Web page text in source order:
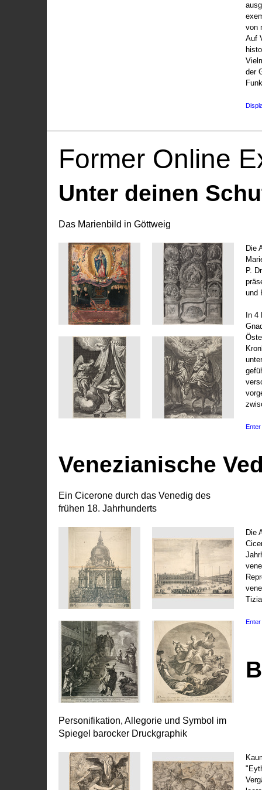
von
Auf
der
Former Online
Unter deinen
Das Marienbild in Göttweig
Die
P.
und
In 4
Enter
Venezianische
Ein Cicerone durch das Venedig des
frühen 18. Jahrhunderts
Die
Enter
Personifikation, Allegorie und Symbol im
Spiegel barocker Druckgraphik